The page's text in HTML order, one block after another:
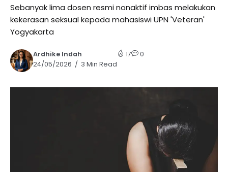
Sebanyak lima dosen resmi nonaktif imbas melakukan
kekerasan seksual kepada mahasiswi UPN 'Veteran'
Yogyakarta
Ardhike Indah
24/05/2026
3 Min Read
17 0